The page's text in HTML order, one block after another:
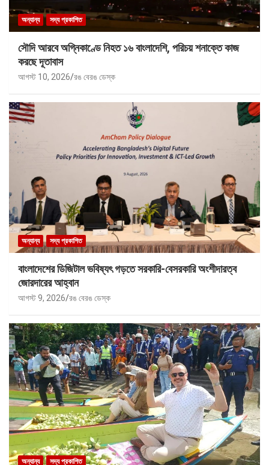
অন্যান্য সদ্য প্রকাশিত
সৌদি আরবে অগ্নিকাণ্ডে নিহত ১৬ বাংলাদেশি, পরিচয় শনাক্তে কাজ
করছে দূতাবাস
আগস্ট 10, 2026 রঙ বেরঙ ডেস্ক
অন্যান্য সদ্য প্রকাশিত
বাংলাদেশের ডিজিটাল ভবিষ্যৎ গড়তে সরকারি-বেসরকারি অংশীদারত্ব
জোরদারের আহ্বান
আগস্ট 9, 2026 রঙ বেরঙ ডেস্ক
অন্যান্য সদ্য প্রকাশিত